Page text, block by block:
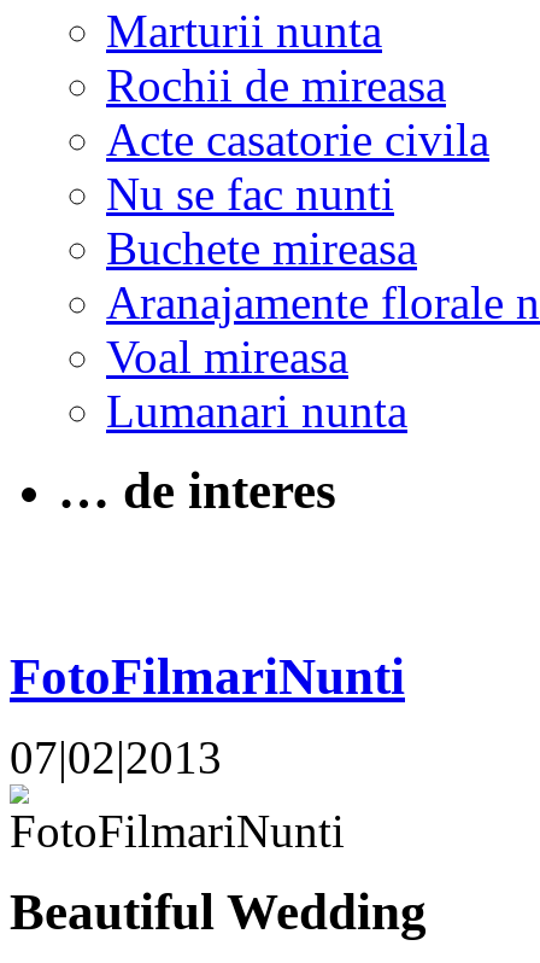
Marturii nunta
Rochii de mireasa
Acte casatorie civila
Nu se fac nunti
Buchete mireasa
Aranajamente florale
Voal mireasa
Lumanari nunta
… de interes
FotoFilmariNunti
07|02|2013
Beautiful Wedding